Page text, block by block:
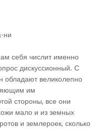
ни
себя числит именно
дискуссионный. С
обладают великолепно
им
стороны, все они
мало и из земных
и землероек, сколько